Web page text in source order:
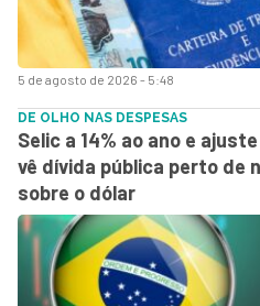
5 de agosto de 2026 - 5:48
DE OLHO NAS DESPESAS
Selic a 14% ao ano e
vê dívida pública perto de
sobre o dólar